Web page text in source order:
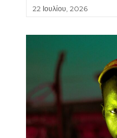
22 Ιουλίου, 2026